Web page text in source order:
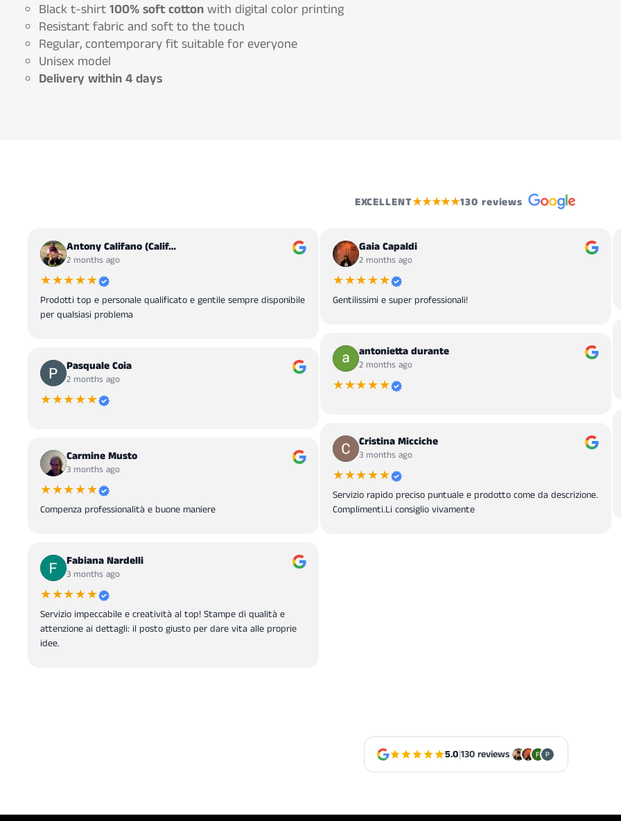
Black t-shirt100% soft cottonwith digital color printing
Resistant fabric and soft to the touch
Regular, contemporary fit suitable for everyone
Unisex model
Delivery within 4 days
EXCELLENT★★★★★130 reviews
Antony Califano (Calif…
2 months ago
★★★★★
Prodotti top e personale qualificato e gentile sempre disponibile
per qualsiasi problema
Pasquale Coia
2 months ago
★★★★★
Carmine Musto
3 months ago
★★★★★
Compenza professionalità e buone maniere
Fabiana Nardelli
3 months ago
★★★★★
Servizio impeccabile e creatività al top! Stampe di qualità e
attenzione ai dettagli: il posto giusto per dare vita alle proprie
idee.
Gaia Capaldi
2 months ago
★★★★★
Gentilissimi e super professionali!
antonietta durante
2 months ago
★★★★★
Cristina Micciche
3 months ago
★★★★★
Servizio rapido preciso puntuale e prodotto come da descrizione.
Complimenti.Li consiglio vivamente
5.0|130 reviews